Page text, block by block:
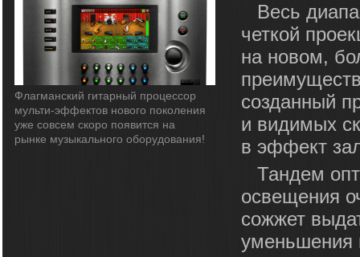
Флагманский гитарный процессор
мульти-эффектов нового поколения
уже совсем скоро появится на
рынке музыкального оборудования!
Весь
четкой
на новом,
созданный
и видимых
в эффект
Тандем
освещения
сожжет
уменьшения